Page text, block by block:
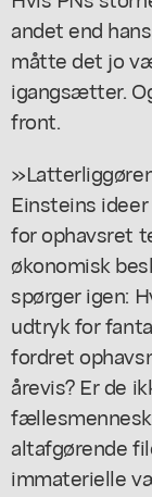
andet end
måtte det jo
igangsætter.
front.
Einsteins
for ophavsret
økonomisk
spørger igen:
udtryk for
fordret
årevis? Er de
altafgørende
immaterielle